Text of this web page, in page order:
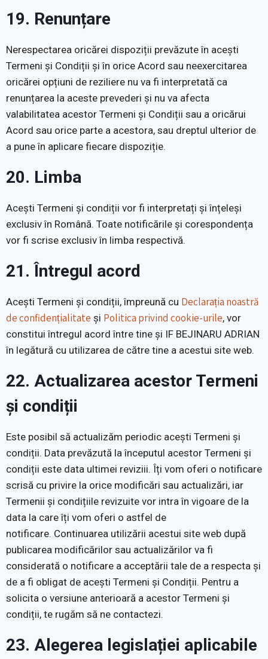
19. Renunțare
Nerespectarea oricărei dispoziții prevăzute în acești
Termeni și Condiții și în orice Acord sau neexercitarea
oricărei opțiuni de reziliere nu va fi interpretată ca
renunțarea la aceste prevederi și nu va afecta
valabilitatea acestor Termeni și Condiții sau a oricărui
Acord sau orice parte a acestora, sau dreptul ulterior de
a pune în aplicare fiecare dispoziție.
20. Limba
Acești Termeni și condiții vor fi interpretați și înțeleși
exclusiv în Română. Toate notificările și corespondența
vor fi scrise exclusiv în limba respectivă.
21. Întregul acord
Acești Termeni și condiții, împreună cu Declarația noastră
de confidențialitate și Politica privind cookie-urile, vor
constitui întregul acord între tine și IF BEJINARU ADRIAN
în legătură cu utilizarea de către tine a acestui site web.
22. Actualizarea acestor Termeni
și condiții
Este posibil să actualizăm periodic acești Termeni și
condiții. Data prevăzută la începutul acestor Termeni și
condiții este data ultimei reviziii. Îți vom oferi o notificare
scrisă cu privire la orice modificări sau actualizări, iar
Termenii și condițiile revizuite vor intra în vigoare de la
data la care îți vom oferi o astfel de
notificare. Continuarea utilizării acestui site web după
publicarea modificărilor sau actualizărilor va fi
considerată o notificare a acceptării tale de a respecta și
de a fi obligat de acești Termeni și Condiții. Pentru a
solicita o versiune anterioară a acestor Termeni și
condiții, te rugăm să ne contactezi.
23. Alegerea legislației aplicabile